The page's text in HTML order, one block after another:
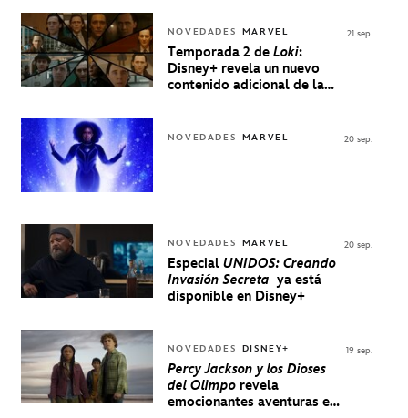
NOVEDADES MARVEL
Temporada 2 de Loki:
Disney+ revela un nuevo
contenido adicional de la
21 sep.
NOVEDADES MARVEL 20 sep.
NOVEDADES MARVEL
Especial UNIDOS: Creando
Invasión Secreta ya está
disponible en Disney+
20 sep.
NOVEDADES DISNEY+
Percy Jackson y los Dioses
del Olimporevela
emocionantes aventuras en
19 sep.